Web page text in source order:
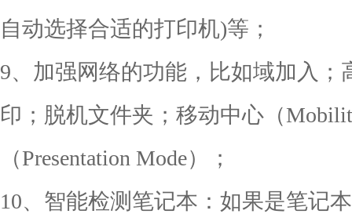
自动选择合适的打印机)等；
9、加强网络的功能，比如域加入
印；脱机文件夹；移动中心（
（Presentation Mode）；
10、智能检测笔记本：如果是笔记